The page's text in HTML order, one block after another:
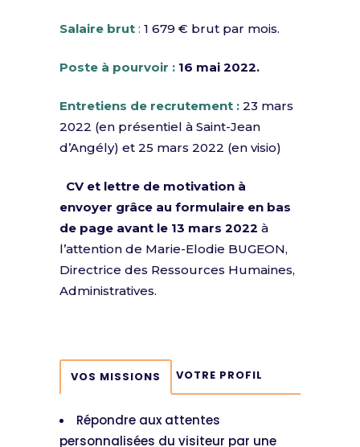
Salaire brut : 1 679 € brut par mois.
Poste à pourvoir : 16 mai 2022.
Entretiens de recrutement : 23 mars
2022 (en présentiel à Saint-Jean
d’Angély) et 25 mars 2022 (en visio)
CV et lettre de motivation à
envoyer grâce au formulaire en bas
de page avant le 13 mars 2022 à
l’attention de Marie-Elodie BUGEON,
Directrice des Ressources Humaines,
Administratives.
VOS MISSIONS VOTRE PROFIL
Répondre aux attentes
personnalisées du visiteur par une